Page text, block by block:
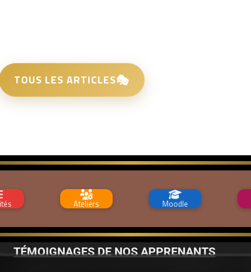
TOUS LES ARTICLES
Ateliers Moodle
TÉMOIGNAGES DE NOS APPRENANTS